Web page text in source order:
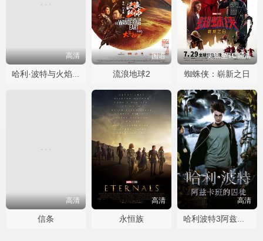
高清
哈利·波特与火焰杯国语
国语
流浪地球2
更新至TC高清
蜘蛛侠：崭新之日
高清
信条
高清
永恒族
高清
哈利波特3阿兹卡班的囚徒